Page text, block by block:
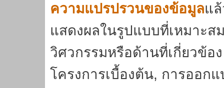
ความแปรปรวนของข้อมูลแ
แสดงผลในรูปแบบที่เหมาะ
วิศวกรรมหรือด้านที่เกี่ยวข้อ
โครงการเบื้องต้น, การออก